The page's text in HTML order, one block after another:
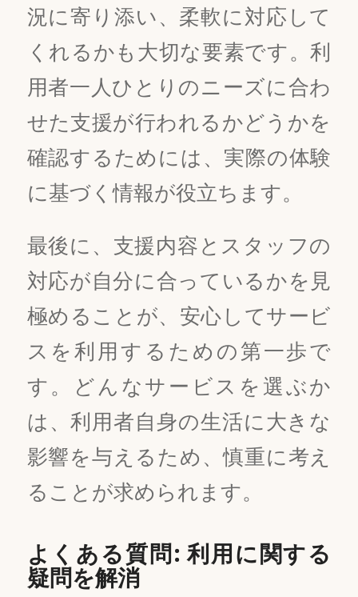
況に寄り添い、柔軟に対応して
くれるかも大切な要素です。利
用者一人ひとりのニーズに合わ
せた支援が行われるかどうかを
確認するためには、実際の体験
に基づく情報が役立ちます。
最後に、支援内容とスタッフの
対応が自分に合っているかを見
極めることが、安心してサービ
スを利用するための第一歩で
す。どんなサービスを選ぶか
は、利用者自身の生活に大きな
影響を与えるため、慎重に考え
ることが求められます。
よくある質問: 利用に関する
疑問を解消